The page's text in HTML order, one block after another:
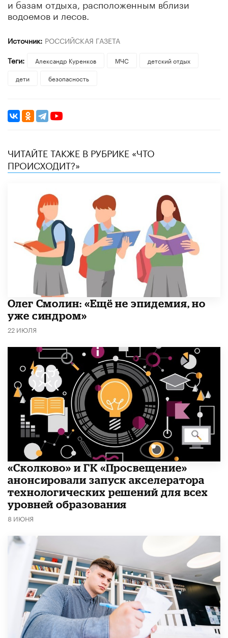
и базам отдыха, расположенным вблизи
водоемов и лесов.
Источник: РОССИЙСКАЯ ГАЗЕТА
Теги:
Александр Куренков МЧС
детский отдых
дети
безопасность
ЧИТАЙТЕ ТАКЖЕ В РУБРИКЕ «ЧТО
ПРОИСХОДИТ?»
​Олег Смолин: «Ещё не эпидемия, но
уже синдром»
22 ИЮЛЯ
«Сколково» и ГК «Просвещение»
анонсировали запуск акселератора
технологических решений для всех
уровней образования
8 ИЮНЯ